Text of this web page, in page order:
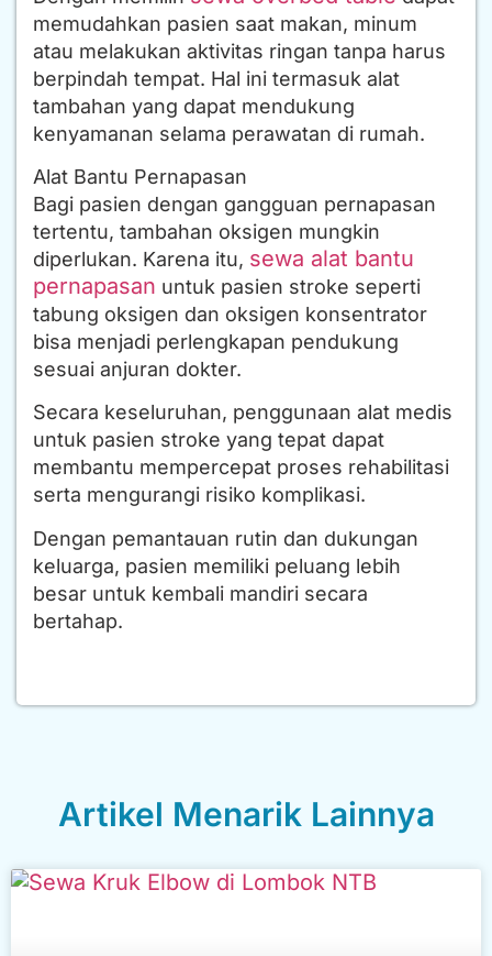
memudahkan pasien saat makan, minum
atau melakukan aktivitas ringan tanpa harus
berpindah tempat. Hal ini termasuk alat
tambahan yang dapat mendukung
kenyamanan selama perawatan di rumah.
Alat Bantu Pernapasan
Bagi pasien dengan gangguan pernapasan
tertentu, tambahan oksigen mungkin
diperlukan. Karena itu, sewa alat bantu
pernapasan untuk pasien stroke seperti
tabung oksigen dan oksigen konsentrator
bisa menjadi perlengkapan pendukung
sesuai anjuran dokter.
Secara keseluruhan, penggunaan alat medis
untuk pasien stroke yang tepat dapat
membantu mempercepat proses rehabilitasi
serta mengurangi risiko komplikasi.
Dengan pemantauan rutin dan dukungan
keluarga, pasien memiliki peluang lebih
besar untuk kembali mandiri secara
bertahap.
Artikel Menarik Lainnya